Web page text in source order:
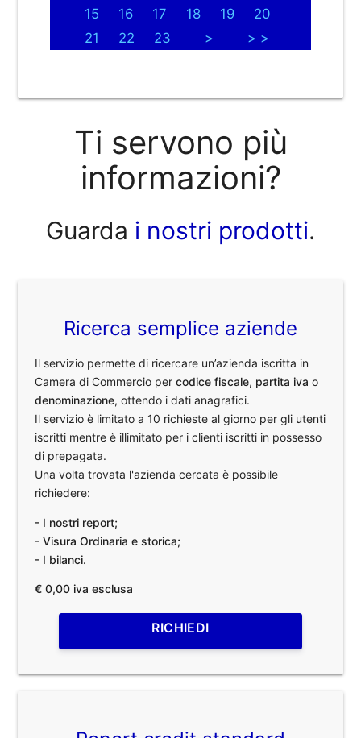
15
16 17 18 19
20
21
22 23 > > >
Ti servono più
informazioni?
Guarda i nostri prodotti.
Ricerca semplice aziende
Il servizio permette di ricercare un’azienda iscritta in
Camera di Commercio percodice fiscale, partita iva o
denominazione, ottendo i dati anagrafici.
Il servizio è limitato a 10 richieste al giorno per gli utenti
iscritti mentre è illimitato per i clienti iscritti in possesso
di prepagata.
Una volta trovata l'azienda cercata è possibile
richiedere:
- I nostri report;
- Visura Ordinaria e storica;
- I bilanci.
€ 0,00 iva esclusa
RICHIEDI